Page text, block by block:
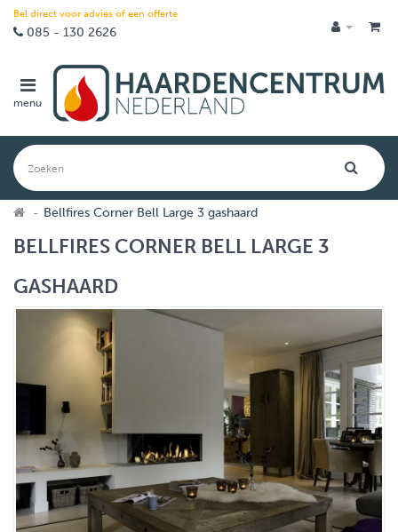
Bel direct voor advies of een offerte
085 - 130 2626
menu
Bellfires Corner Bell Large 3 gashaard
BELLFIRES CORNER BELL LARGE 3
GASHAARD